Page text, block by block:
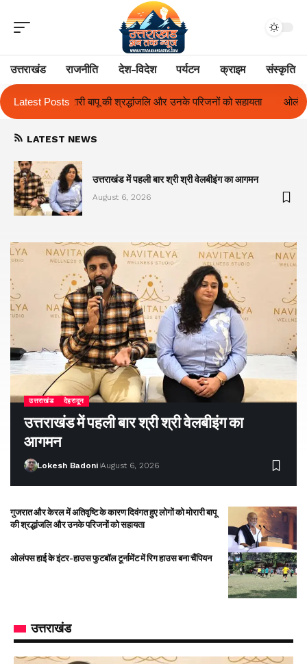
उत्तराखंड राजनीति देश-विदेश पर्यटन क्राइम संस्कृति
Latest Posts
और उनके परिजनों को सहायता ओलंपस हाई के इंटर-हाउस फुटबॉल टूर्नामेंट में
LATEST NEWS
उत्तराखंड में पहली बार श्री श्री वेलबीइंग का आगमन
August 6, 2026
उत्तराखंड देहरादून
उत्तराखंड में पहली बार श्री श्री वेलबीइंग का
आगमन
Lokesh Badoni August 6, 2026
गुजरात और केरल में अतिवृष्टि के कारण दिवंगत हुए लोगों को मोरारी बापू
की श्रद्धांजलि और उनके परिजनों को सहायता
ओलंपस हाई के इंटर-हाउस फुटबॉल टूर्नामेंट में रिग हाउस बना चैंपियन
उत्तराखंड